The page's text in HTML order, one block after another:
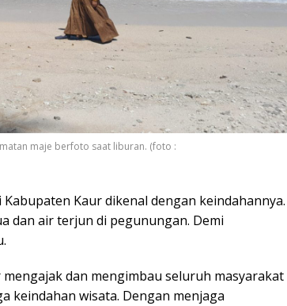
maje berfoto saat liburan. (foto :
Kaur dikenal dengan keindahannya.
dan air terjun di pegunungan. Demi
dan mengimbau seluruh masyarakat
keindahan wisata. Dengan menjaga